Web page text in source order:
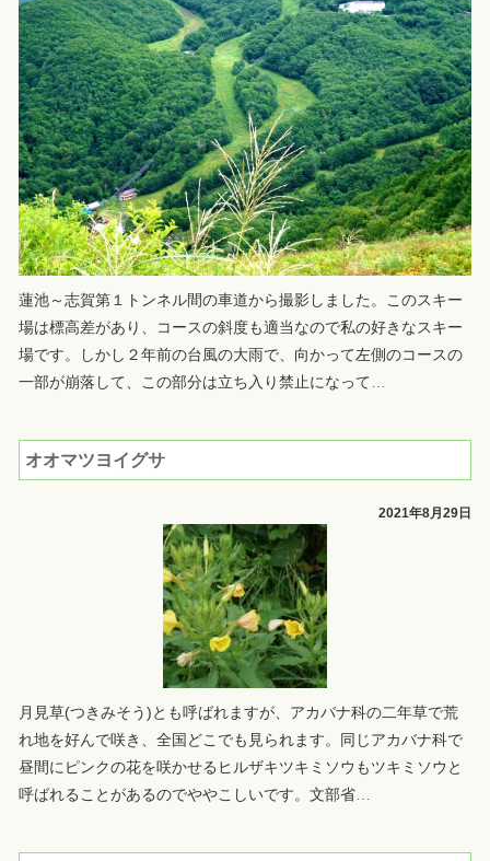
蓮池～志賀第１トンネル間の車道から撮影しました。このスキー
場は標高差があり、コースの斜度も適当なので私の好きなスキー
場です。しかし２年前の台風の大雨で、向かって左側のコースの
一部が崩落して、この部分は立ち入り禁止になって…
オオマツヨイグサ
2021年8月29日
月見草(つきみそう)とも呼ばれますが、アカバナ科の二年草で荒
れ地を好んで咲き、全国どこでも見られます。同じアカバナ科で
昼間にピンクの花を咲かせるヒルザキツキミソウもツキミソウと
呼ばれることがあるのでややこしいです。文部省…